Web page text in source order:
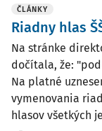
ČLÁNKY
Riadny hlas
Na stránke
dočítala, že:
Na platné
vymenovania
hlasov všetkých